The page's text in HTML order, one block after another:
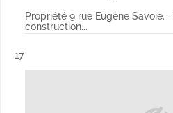
Propriété 9 rue Eugène Savoie.
construction...
Résultat n°
17